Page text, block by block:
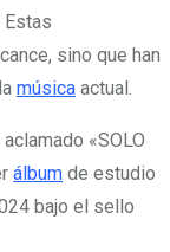
Estas
sino que han
música actual.
«SOLO
álbum de estudio
bajo el sello